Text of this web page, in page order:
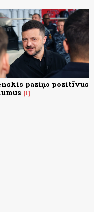
paziņo pozitīvus
1